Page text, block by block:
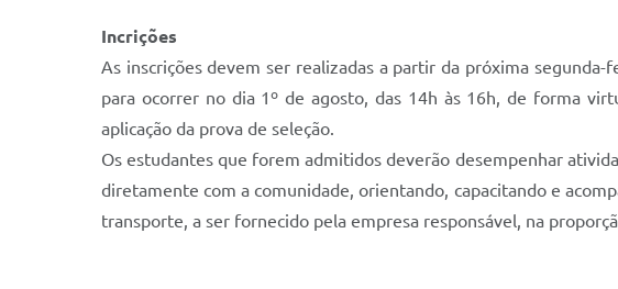
Incrições
As inscrições devem ser realizadas a partir da próxima
para ocorrer no dia 1º de agosto, das 14h às 16h, de forma
aplicação da prova de seleção.
Os estudantes que forem admitidos deverão desempenhar
diretamente com a comunidade, orientando, capacitando e
transporte, a ser fornecido pela empresa responsável, na